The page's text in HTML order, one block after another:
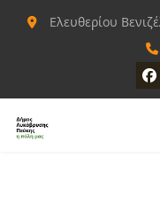
Ελευθερίου